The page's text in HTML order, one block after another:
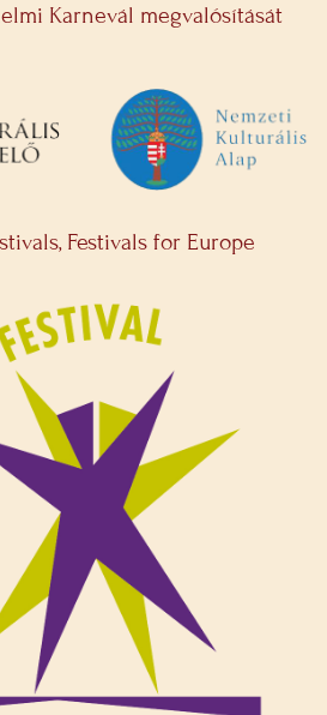
Karnevál megvalósítását
Festivals for Europe